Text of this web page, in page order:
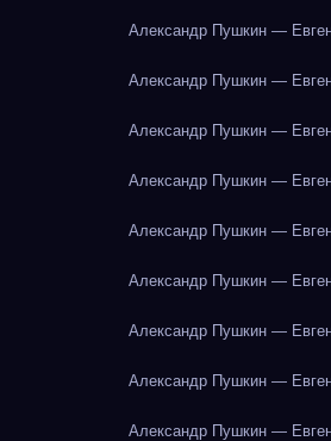
Александр Пушкин —
Александр Пушкин —
Александр Пушкин —
Александр Пушкин —
Александр Пушкин —
Александр Пушкин —
Александр Пушкин —
Александр Пушкин —
Александр Пушкин —